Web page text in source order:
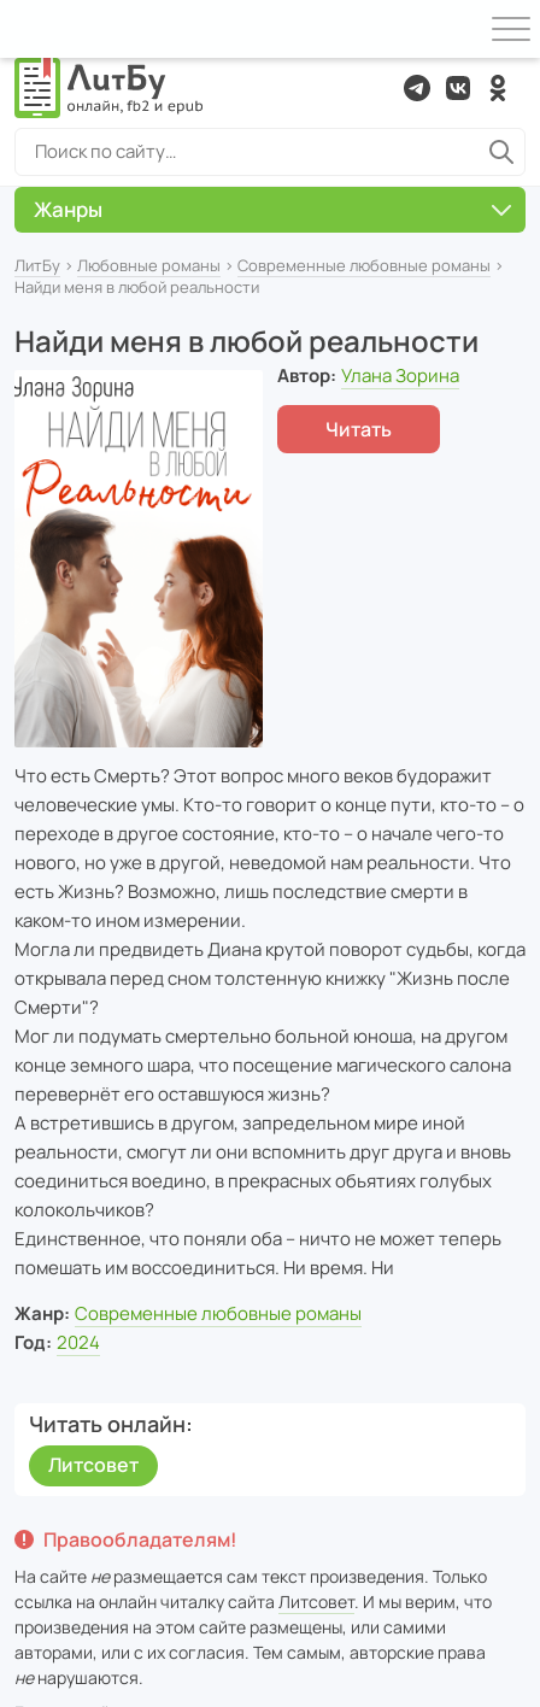
ЛитБу › Любовные романы › Современные любовные романы ›
Найди меня в любой реальности
Найди меня в любой реальности
Автор: Улана Зорина
Читать
Что есть Смерть? Этот вопрос много веков будоражит
человеческие умы. Кто-то говорит о конце пути, кто-то – о
переходе в другое состояние, кто-то – о начале чего-то
нового, но уже в другой, неведомой нам реальности. Что
есть Жизнь? Возможно, лишь последствие смерти в
каком-то ином измерении.
Могла ли предвидеть Диана крутой поворот судьбы, когда
открывала перед сном толстенную книжку "Жизнь после
Смерти"?
Мог ли подумать смертельно больной юноша, на другом
конце земного шара, что посещение магического салона
перевернёт его оставшуюся жизнь?
А встретившись в другом, запредельном мире иной
реальности, смогут ли они вспомнить друг друга и вновь
соединиться воедино, в прекрасных обьятиях голубых
колокольчиков?
Единственное, что поняли оба – ничто не может теперь
помешать им воссоединиться. Ни время. Ни
Жанр: Современные любовные романы
Год: 2024
Читать онлайн
Литсовет
Правообладателям!
На сайте неразмещается сам текст произведения. Только
ссылка на онлайн читалку сайта Литсовет. И мы верим, что
произведения на этом сайте размещены, или самими
авторами, или с их согласия. Тем самым, авторские права
ненарушаются.
Жанры